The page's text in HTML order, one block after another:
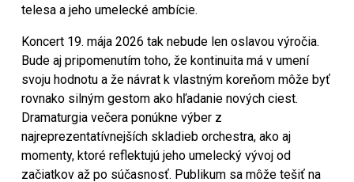
telesa a jeho umelecké ambície.
Koncert 19. mája 2026 tak nebude len oslavou výročia.
Bude aj pripomenutím toho, že kontinuita má v umení
svoju hodnotu a že návrat k vlastným koreňom môže byť
rovnako silným gestom ako hľadanie nových ciest.
Dramaturgia večera ponúkne výber z
najreprezentatívnejších skladieb orchestra, ako aj
momenty, ktoré reflektujú jeho umelecký vývoj od
začiatkov až po súčasnosť. Publikum sa môže tešiť na